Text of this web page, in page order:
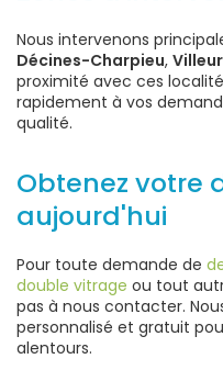
Nous intervenons
Décines-Charpieu,
proximité avec ces
rapidement à vos
qualité.
Obtenez votre
aujourd'hui
Pour toute demande de
double vitrage ou tout
pas à nous contacter.
personnalisé et gratuit
alentours.